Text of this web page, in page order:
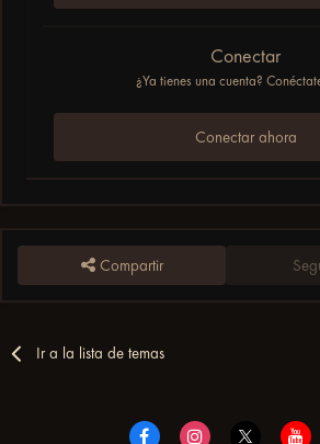
Conectar
¿Ya tienes una cuenta?
Conectar ahora
Compartir
Ir a la lista de temas